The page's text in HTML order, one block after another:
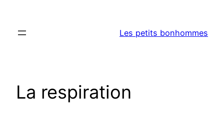
contenu
Les petits bonhommes
La respiration